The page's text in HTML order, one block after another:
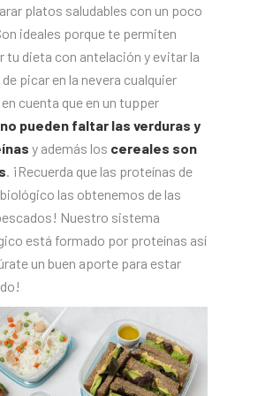
platos saludables con un poco
ideales porque te permiten
tu dieta con antelación y evitar la
picar en la nevera cualquier
cuenta que en un tupper
no pueden faltar las verduras y
y además los cereales son
. ¡Recuerda que las proteínas de
las obtenemos de las
Nuestro sistema
está formado por proteínas así
un buen aporte para estar